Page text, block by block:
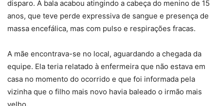
disparo. A bala acabou atingindo a cabeça do menino de 15
anos, que teve perde expressiva de sangue e presença de
massa encefálica, mas com pulso e respirações fracas.
A mãe encontrava-se no local, aguardando a chegada da
equipe. Ela teria relatado à enfermeira que não estava em
casa no momento do ocorrido e que foi informada pela
vizinha que o filho mais novo havia baleado o irmão mais
velho.